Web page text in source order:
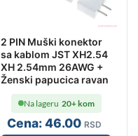
2 PIN Muški konektor
sa kablom JST XH2.54
XH 2.54mm 26AWG +
Ženski papucica ravan
Cena:46.00 RSD
Na lageru 20+ kom